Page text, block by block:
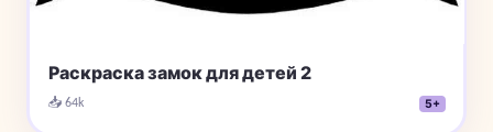
Раскраска замок для детей 2
📥 64k 5+